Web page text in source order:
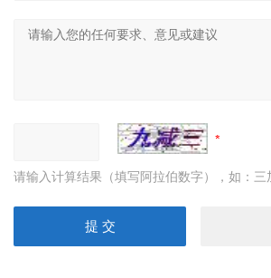
请输入计算结果（填写阿拉伯数字），如：三